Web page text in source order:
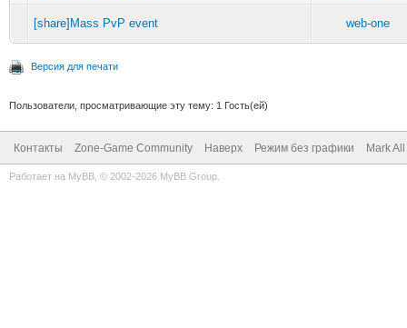
[share]Mass PvP event web-one
Версия для печати
Пользователи, просматривающие эту тему: 1 Гость(ей)
Контакты Zone-Game Community Наверх Режим без графики Mark
Работает на MyBB , © 2002-2026 MyBB Group